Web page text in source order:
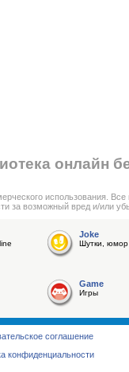
онлайн
использования.
за возможный вред и/или
Joke
Шутки, юмор
Game
Игры
соглашение
конфиденциальности